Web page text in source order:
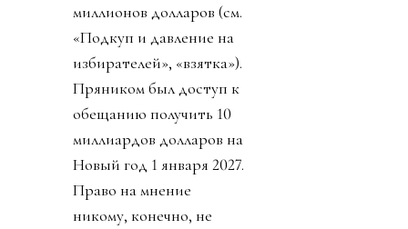
миллионов долларов (см.
«Подкуп и давление на
избирателей», «взятка»).
Пряником был доступ к
обещанию получить 10
миллиардов долларов на
Новый год 1 января 2027.
Право на мнение
никому, конечно, не